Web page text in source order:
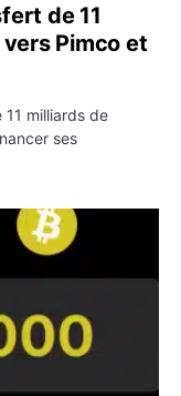
de 11
Pimco et
milliards de
ses
que les